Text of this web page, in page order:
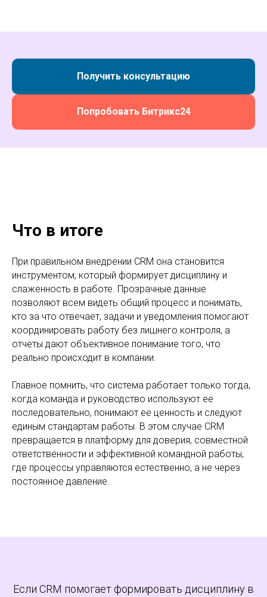
Получить консультацию
Попробовать Битрикс24
Что в итоге
При правильном внедрении CRM она становится
инструментом, который формирует дисциплину и
слаженность в работе. Прозрачные данные
позволяют всем видеть общий процесс и понимать,
кто за что отвечает, задачи и уведомления помогают
координировать работу без лишнего контроля, а
отчеты дают объективное понимание того, что
реально происходит в компании.
Главное помнить, что система работает только тогда,
когда команда и руководство используют ее
последовательно, понимают ее ценность и следуют
единым стандартам работы. В этом случае CRM
превращается в платформу для доверия, совместной
ответственности и эффективной командной работы,
где процессы управляются естественно, а не через
постоянное давление.
Если CRM помогает формировать дисциплину в